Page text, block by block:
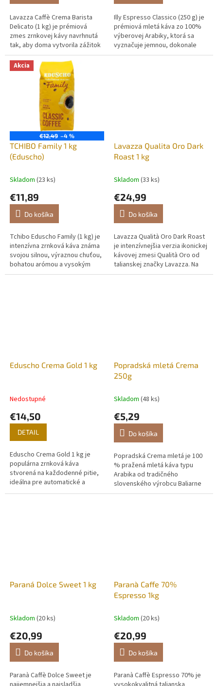
Lavazza Caffè Crema Barista
Delicato (1 kg) je prémiová
zmes zrnkovej kávy navrhnutá
tak, aby doma vytvorila zážitok
ako od profesionálneho
talianskeho baristu. Je...
Illy Espresso Classico (250 g) je
prémiová mletá káva zo 100%
výberovej Arabiky, ktorá sa
vyznačuje jemnou, dokonale
vyváženou chuťou a bohatou
Akcia
€12,49 –4 %
TCHIBO Family 1 kg
(Eduscho)
Skladom (23 ks)
€11,89
Do košíka
Tchibo Eduscho Family (1 kg) je
intenzívna zrnková káva známa
svojou silnou, výraznou chuťou,
bohatou arómou a vysokým
obsahom kofeínu. Na trhu ju
Lavazza Qualita Oro Dark
Roast 1 kg
Skladom (33 ks)
€24,99
Do košíka
Lavazza Qualità Oro Dark Roast
je intenzívnejšia verzia ikonickej
kávovej zmesi Qualità Oro od
talianskej značky Lavazza. Na
rozdiel od klasického stredného
Eduscho Crema Gold 1 kg
Nedostupné
€14,50
DETAIL
Eduscho Crema Gold 1 kg je
populárna zrnková káva
stvorená na každodenné pitie,
ideálna pre automatické a
pákové kávovary. Ide o
Popradská mletá Crema
250g
Skladom (48 ks)
€5,29
Do košíka
Popradská Crema mletá je 100
% pražená mletá káva typu
Arabika od tradičného
slovenského výrobcu Baliarne
obchodu Poprad. Je navrhnutá
Paraná Dolce Sweet 1 kg
Skladom (20 ks)
€20,99
Do košíka
Paranà Caffè Dolce Sweet je
Paranà Caffe 70%
Espresso 1kg
Skladom (20 ks)
€20,99
Do košíka
Paranà Caffè Espresso 70% je